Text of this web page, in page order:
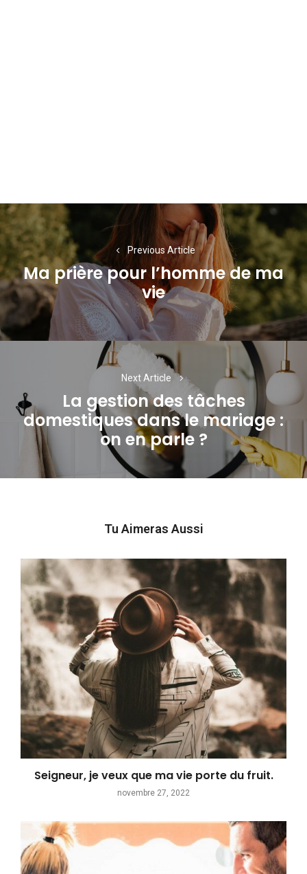
Navigation
de
l’article
Previous Article
Previous
post:
Ma prière pour l’homme de ma
vie
Next Article
Next
post:
La gestion des tâches
domestiques dans le mariage :
on en parle ?
Tu Aimeras Aussi
Seigneur, je veux que ma vie porte du fruit.
novembre 27, 2022